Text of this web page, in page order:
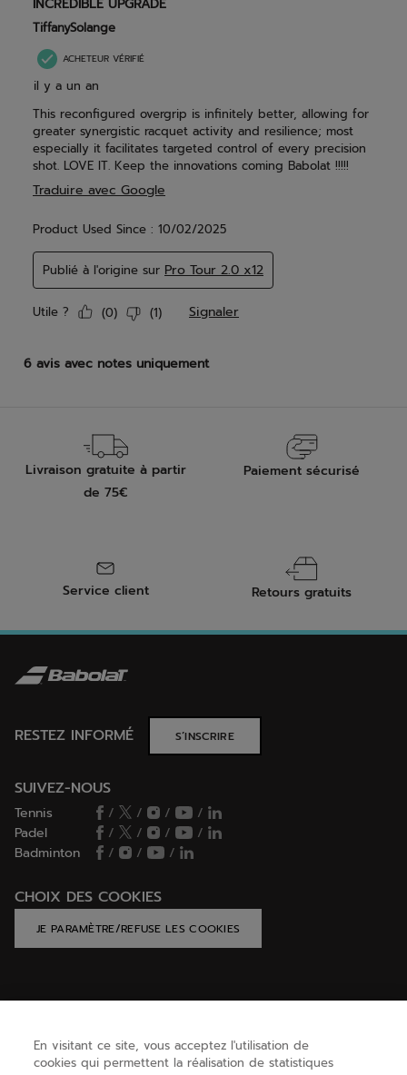
Livraison gratuite à partir
de 75€
Paiement sécurisé
Service client Retours gratuits
RESTEZ INFORMÉ S’INSCRIRE
SUIVEZ-NOUS
Tennis / / /
/
Padel
/ / /
/
Badminton
/ / /
CHOIX DES COOKIES
JE PARAMÈTRE/REFUSE LES COOKIES
En visitant ce site, vous acceptez l'utilisation de
cookies qui permettent la réalisation de statistiques